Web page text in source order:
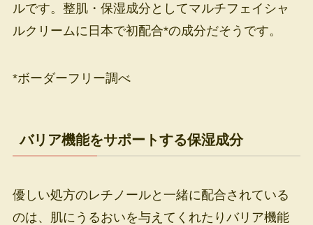
ルです。整肌・保湿成分としてマルチフェイシャ
ルクリームに日本で初配合*の成分だそうです。
*ボーダーフリー調べ
バリア機能をサポートする保湿成分
優しい処方のレチノールと一緒に配合されている
のは、肌にうるおいを与えてくれたりバリア機能